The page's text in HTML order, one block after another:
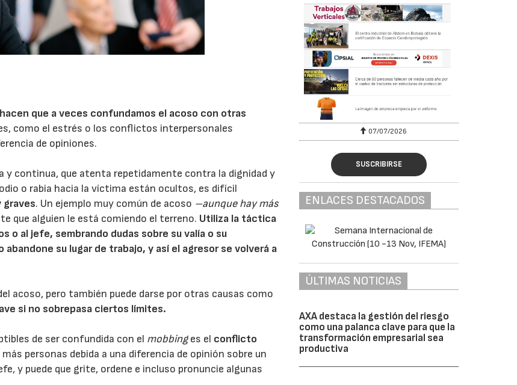
que a veces confundamos el acoso con otras
como el estrés o los conflictos interpersonales
de opiniones.
y continua, que atenta repetidamente contra la dignidad y
o rabia hacia la víctima están ocultos, es difícil
graves. Un ejemplo muy común de acoso –aunque hay más
que alguien le está comiendo el terreno. Utiliza la táctica
o al jefe, sembrando dudas sobre su valía o su
su lugar de trabajo, y así el agresor se volverá a
acoso, pero también puede darse por otras causas como
si no sobrepasa ciertos límites.
de ser confundida con el mobbinges el conflicto
personas debida a una diferencia de opinión sobre un
y puede que grite, ordene e incluso pronuncie algunas
07/07/2026 21/07/2026 07/07/2026
SUSCRIBIRSE
ENLACES DESTACADOS
ÚLTIMAS NOTICIAS
AXA destaca la gestión del riesgo
como una palanca clave para que la
transformación empresarial sea
productiva